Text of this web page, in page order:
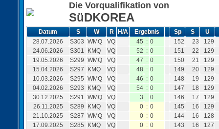
Die Vorqualifikation von
SüDKOREA
Datum S W R H/A Ergebnis Sp S
U
28.07.2026
S303 WMQ VQ 45 : 0 152 23
129
24.06.2026
S301 KMQ VQ 52 : 0 151 22
129
19.05.2026
S299 WMQ VQ 47 : 0 150 21
129
15.04.2026
S297 KMQ VQ 48 : 0 149 20
129
10.03.2026
S295 WMQ VQ 46 : 0 148 19
129
04.02.2026
S293 KMQ VQ 54 : 0 147 18
129
30.12.2025
S291 WMQ VQ 3 : 0 146 17
129
26.11.2025
S289 KMQ VQ 0 : 0 145 16
129
21.10.2025
S287 WMQ VQ 0 : 0 144 16
128
17.09.2025
S285 KMQ VQ 0 : 0 143 16
127